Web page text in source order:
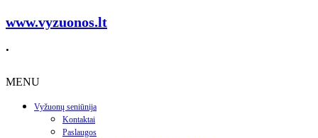
www.vyzuonos.lt
.
MENU
Vyžuonų seniūnija
Kontaktai
Paslaugos